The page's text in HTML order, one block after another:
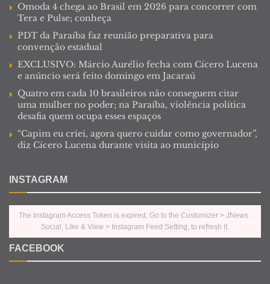
Omoda 4 chega ao Brasil em 2026 para concorrer com
Tera e Pulse; conheça
PDT da Paraíba faz reunião preparativa para
convenção estadual
EXCLUSIVO: Márcio Aurélio fecha com Cícero Lucena
e anúncio será feito domingo em Jacaraú
Quatro em cada 10 brasileiros não conseguem citar
uma mulher no poder; na Paraíba, violência política
desafia quem ocupa esses espaços
“Capim eu criei, agora quero cuidar como governador”,
diz Cícero Lucena durante visita ao município
INSTAGRAM
The Instagram Access Token is expired, Go to the Customizer > JNews :
Social, Like & View > Instagram Feed Setting, to refresh it.
FACEBOOK